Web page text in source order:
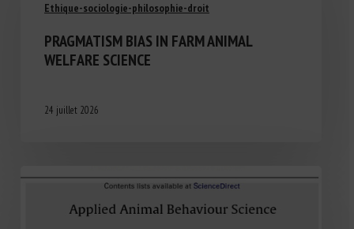
Ethique-sociologie-philosophie-droit
PRAGMATISM BIAS IN FARM ANIMAL
WELFARE SCIENCE
24 juillet 2026